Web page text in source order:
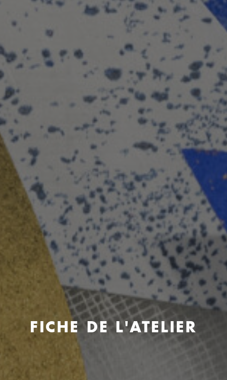
FICHE DE L'ATELIER